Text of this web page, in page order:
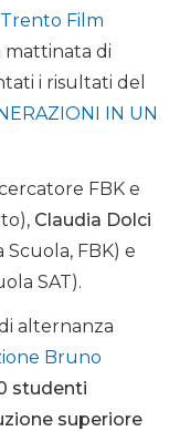
Trento Film
mattinata di
i risultati del
IN UN
FBK e
Claudia Dolci
FBK) e
SAT).
alternanza
Bruno
studenti
superiore